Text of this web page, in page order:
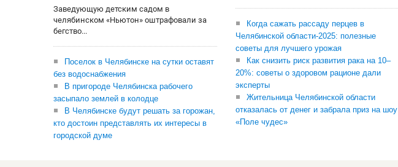
Заведующую детским садом в
челябинском «Ньютон» оштрафовали за
бегство...
Поселок в Челябинске на сутки оставят
без водоснабжения
В пригороде Челябинска рабочего
засыпало землей в колодце
В Челябинске будут решать за горожан,
кто достоин представлять их интересы в
городской думе
Когда сажать рассаду перцев в
Челябинской области-2025: полезные
советы для лучшего урожая
Как снизить риск развития рака на 10–
20%: советы о здоровом рационе дали
эксперты
Жительница Челябинской области
отказалась от денег и забрала приз на шоу
«Поле чудес»